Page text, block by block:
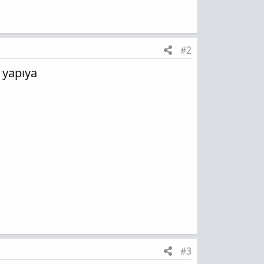
#2
#3